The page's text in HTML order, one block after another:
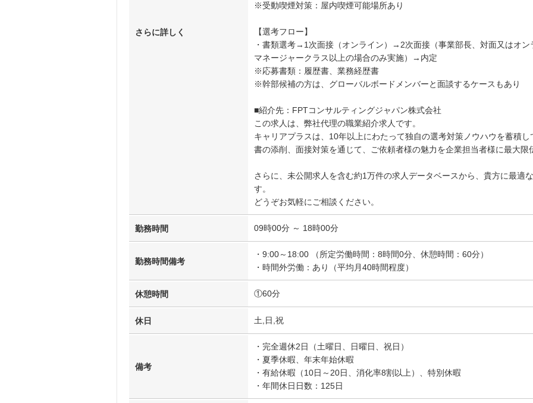
さらに詳しく
※受動喫煙対策：屋内喫煙可能場所あり
【選考フロー】
・書類選考→1次面接（オンライン）→2次面接（事業部長、対面又はオ
マネージャークラス以上の場合のみ実施）→内定
※応募書類：履歴書、業務経歴書
※幹部候補の方は、グローバルボードメンバーと面談するケースもあり
■紹介先：FPTコンサルティングジャパン株式会社
この求人は、弊社代理の職業紹介求人です。
キャリアプラスは、10年以上にわたって独自の選考対策ノウハウを蓄積
書の添削、面接対策を通じて、ご依頼者様の魅力を企業担当者様に最大
さらに、未公開求人を含む約1万件の求人データベースから、貴方に最適
す。
どうぞお気軽にご相談ください。
勤務時間 09時00分 ～ 18時00分
勤務時間備考
・9:00～18:00 （所定労働時間：8時間0分、休憩時間：60分）
・時間外労働：あり（平均月40時間程度）
休憩時間 ①60分
休日 土,日,祝
備考
・完全週休2日（土曜日、日曜日、祝日）
・夏季休暇、年末年始休暇
・有給休暇（10日～20日、消化率8割以上）、特別休暇
・年間休日日数：125日